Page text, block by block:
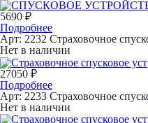
5690 ₽
Подробнее
Арт: 2232 Страховочное
Нет в наличии
27050 ₽
Подробнее
Арт: 2233 Страховочное
Нет в наличии